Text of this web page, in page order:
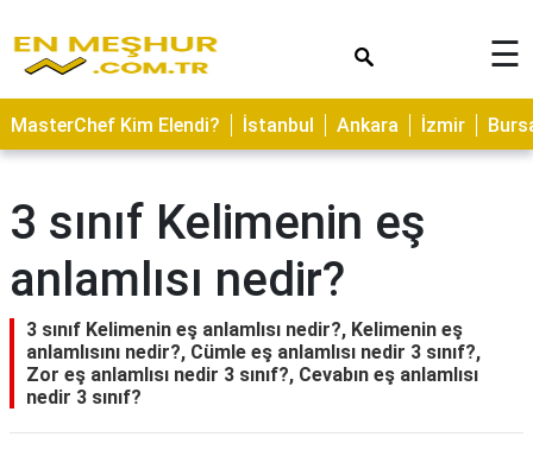
ASTROLOJİ
SAĞLIK
TARİFLERİ
GEZİLECEK
YERLER
CİLT
BAKIMI
NEDİR
☰
MasterChef Kim Elendi? İstanbul Ankara İzmir
3 sınıf Kelimenin eş
anlamlısı nedir?
3 sınıf Kelimenin eş anlamlısı nedir?, Kelimenin eş
anlamlısını nedir?, Cümle eş anlamlısı nedir 3 sınıf?,
Zor eş anlamlısı nedir 3 sınıf?, Cevabın eş anlamlısı
nedir 3 sınıf?